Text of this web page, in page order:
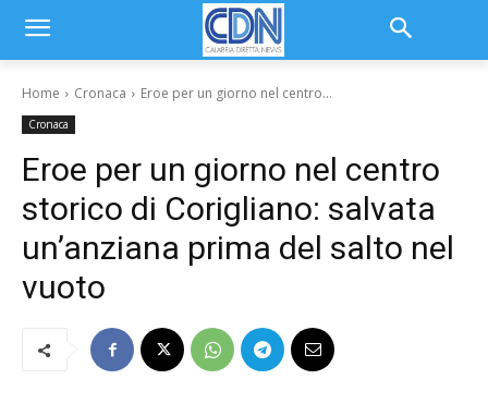
Home Cronaca Eroe per un giorno nel centro...
Cronaca
Eroe per un giorno nel centro
storico di Corigliano: salvata
un’anziana prima del salto nel
vuoto